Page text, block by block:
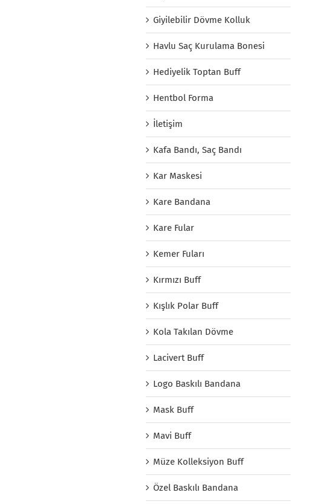
Giyilebilir Dövme Kolluk
Havlu Saç Kurulama Bonesi
Hediyelik Toptan Buff
Hentbol Forma
İletişim
Kafa Bandı, Saç Bandı
Kar Maskesi
Kare Bandana
Kare Fular
Kemer Fuları
Kırmızı Buff
Kışlık Polar Buff
Kola Takılan Dövme
Lacivert Buff
Logo Baskılı Bandana
Mask Buff
Mavi Buff
Müze Kolleksiyon Buff
Özel Baskılı Bandana